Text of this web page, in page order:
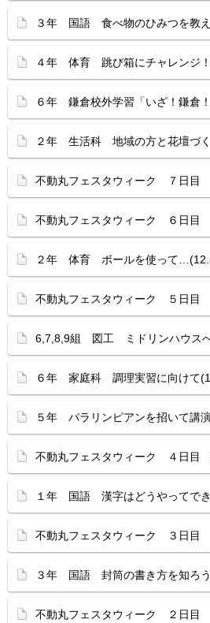
３年 国語 食べ物のひみつを教
４年 体育 跳び箱にチャレンジ
６年 鎌倉校外学習「いざ！鎌倉
２年 生活科 地域の方と花壇づ
不動丸フェスタウィーク ７日目
不動丸フェスタウィーク ６日目
２年 体育 ボールを使って
不動丸フェスタウィーク ５日目
6,7,8,9組 図工 ミドリンハウス
６年 家庭科 調理実習に向けて
５年 パラリンピアンを招いて講
不動丸フェスタウィーク ４日目
１年 国語 漢字はどうやってで
不動丸フェスタウィーク ３日目
３年 国語 封筒の書き方を知ろ
不動丸フェスタウィーク ２日目